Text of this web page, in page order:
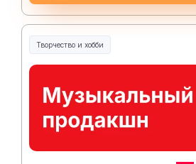
Творчество и хобби
Творчество, контент и хобби